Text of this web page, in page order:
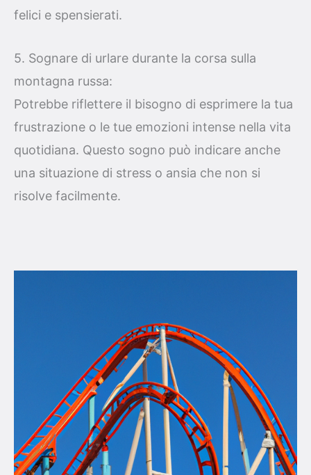
felici e spensierati.
5. Sognare di urlare durante la corsa sulla
montagna russa:
Potrebbe riflettere il bisogno di esprimere la tua
frustrazione o le tue emozioni intense nella vita
quotidiana. Questo sogno può indicare anche
una situazione di stress o ansia che non si
risolve facilmente.